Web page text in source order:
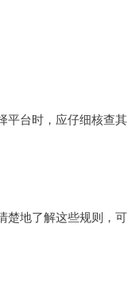
平台时，应仔细核查其
楚地了解这些规则，可